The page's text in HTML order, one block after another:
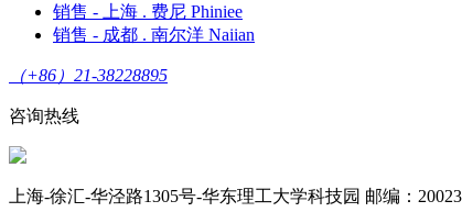
销售 - 上海 . 费尼 Phiniee
销售 - 成都 . 南尔洋 Naiian
（+86）21-38228895
咨询热线
上海-徐汇-华泾路1305号-华东理工大学科技园 邮编：